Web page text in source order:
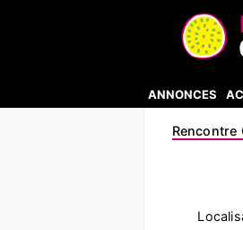
ANNONCES
Rencontre